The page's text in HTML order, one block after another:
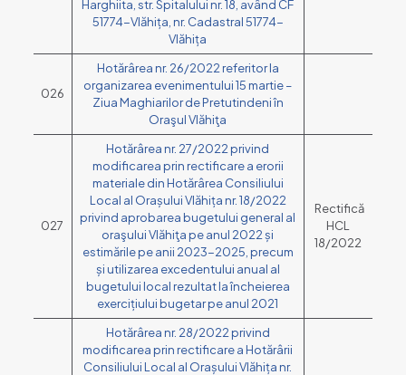
Harghiita, str. Spitalului nr. 18, având CF
51774-Vlăhița, nr. Cadastral 51774-
Vlăhița
026
Hotărârea nr. 26/2022 referitor la
organizarea evenimentului 15 martie –
Ziua Maghiarilor de Pretutindeni în
Oraşul Vlăhiţa
027
Hotărârea nr. 27/2022 privind
modificarea prin rectificare a erorii
materiale din Hotărârea Consiliului
Local al Orașului Vlăhița nr. 18/2022
privind aprobarea bugetului general al
oraşului Vlăhiţa pe anul 2022 și
estimările pe anii 2023-2025, precum
și utilizarea excedentului anual al
bugetului local rezultat la încheierea
exercițiului bugetar pe anul 2021
Rectifică
HCL
18/2022
Hotărârea nr. 28/2022 privind
modificarea prin rectificare a Hotărârii
Consiliului Local al Orașului Vlăhița nr.